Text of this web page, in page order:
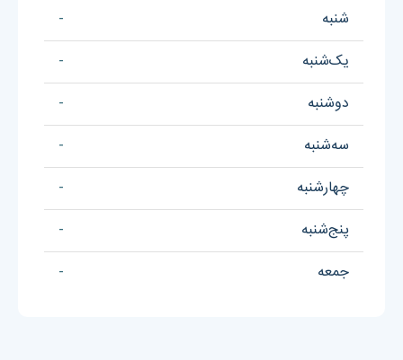
شنبه
-
یک‌شنبه
-
دوشنبه
-
سه‌شنبه
-
چهارشنبه
-
پنج‌شنبه
-
جمعه
-